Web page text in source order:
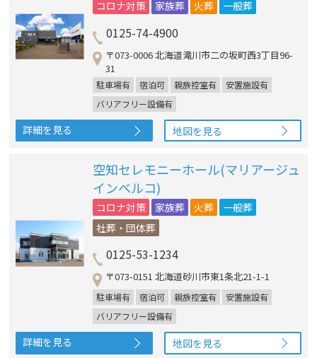
コロナ対策 家族葬 火葬 一般葬
0125-74-4900
〒073-0006 北海道滝川市二の坂町西3丁目96-
31
駐車場有 宿泊可 親族控室有
安置施設有
バリアフリー設備有
詳細を見る 地図を見る
空知セレモニーホール(マリアージュ
インベルコ)
コロナ対策 家族葬 火葬
一般葬
社葬・団体葬
0125-53-1234
〒073-0151 北海道砂川市東1条北21-1-1
駐車場有 宿泊可 親族控室有
安置施設有
バリアフリー設備有
詳細を見る 地図を見る